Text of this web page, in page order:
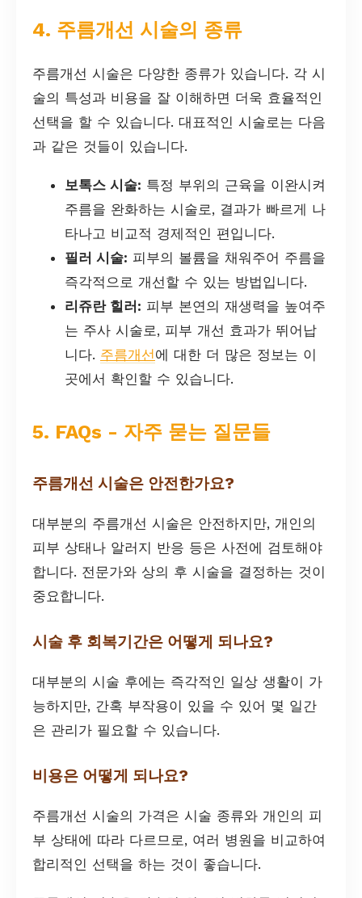
4. 주름개선 시술의 종류
주름개선 시술은 다양한 종류가 있습니다. 각 시
술의 특성과 비용을 잘 이해하면 더욱 효율적인
선택을 할 수 있습니다. 대표적인 시술로는 다음
과 같은 것들이 있습니다.
보톡스 시술: 특정 부위의 근육을 이완시켜
주름을 완화하는 시술로, 결과가 빠르게 나
타나고 비교적 경제적인 편입니다.
필러 시술: 피부의 볼륨을 채워주어 주름을
즉각적으로 개선할 수 있는 방법입니다.
리쥬란 힐러: 피부 본연의 재생력을 높여주
는 주사 시술로, 피부 개선 효과가 뛰어납
니다. 주름개선에 대한 더 많은 정보는 이
곳에서 확인할 수 있습니다.
5. FAQs - 자주 묻는 질문들
주름개선 시술은 안전한가요?
대부분의 주름개선 시술은 안전하지만, 개인의
피부 상태나 알러지 반응 등은 사전에 검토해야
합니다. 전문가와 상의 후 시술을 결정하는 것이
중요합니다.
시술 후 회복기간은 어떻게 되나요?
대부분의 시술 후에는 즉각적인 일상 생활이 가
능하지만, 간혹 부작용이 있을 수 있어 몇 일간
은 관리가 필요할 수 있습니다.
비용은 어떻게 되나요?
주름개선 시술의 가격은 시술 종류와 개인의 피
부 상태에 따라 다르므로, 여러 병원을 비교하여
합리적인 선택을 하는 것이 좋습니다.